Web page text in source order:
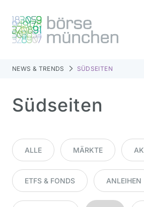
NEWS & TRENDS SÜDSEITEN
Südseiten
ALLE MÄRKTE
ETFS & FONDS ANLEIHEN